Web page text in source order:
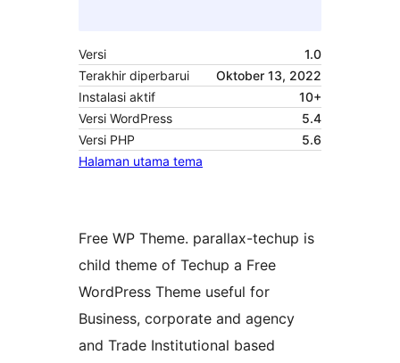
Versi
1.0
Terakhir diperbarui
Oktober 13, 2022
Instalasi aktif
10+
Versi WordPress
5.4
Versi PHP
5.6
Halaman utama tema
Free WP Theme. parallax-techup is
child theme of Techup a Free
WordPress Theme useful for
Business, corporate and agency
and Trade Institutional based